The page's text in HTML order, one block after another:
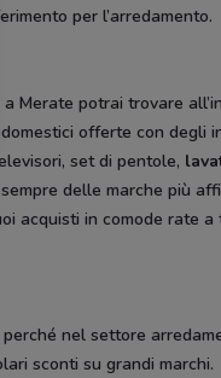
per l’arredamento.
a Merate potrai trovare
offerte con degli
set di pentole,
delle marche più
acquisti in comode rate a
nel settore
sconti su grandi marchi.